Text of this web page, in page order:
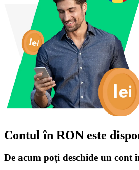
Contul în RON este
De acum poți deschide un cont